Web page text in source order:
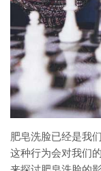
肥皂洗脸已经是我
这种行为会对我们